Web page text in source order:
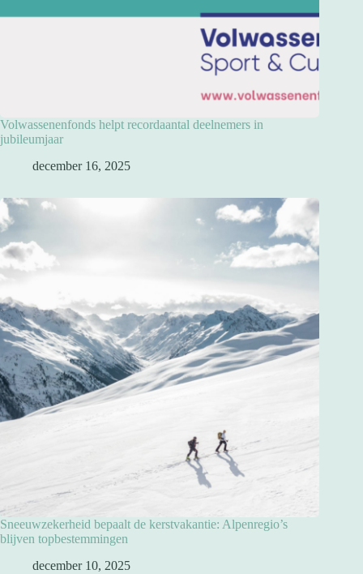
Volwassenenfonds helpt recordaantal deelnemers in
jubileumjaar
december 16, 2025
Sneeuwzekerheid bepaalt de kerstvakantie: Alpenregio’s
blijven topbestemmingen
december 10, 2025